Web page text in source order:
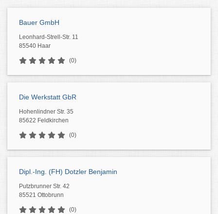
Bauer GmbH
Leonhard-Strell-Str. 11
85540 Haar
(0)
Die Werkstatt GbR
Hohenlindner Str. 35
85622 Feldkirchen
(0)
Dipl.-Ing. (FH) Dotzler Benjamin
Putzbrunner Str. 42
85521 Ottobrunn
(0)